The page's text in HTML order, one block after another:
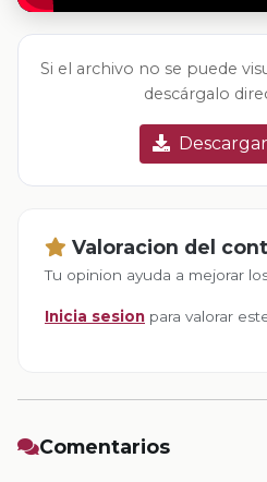
Si el archivo no se puede
descárgalo
Valoracion del
Tu opinion ayuda a mejorar
Inicia sesion para valorar
Comentarios